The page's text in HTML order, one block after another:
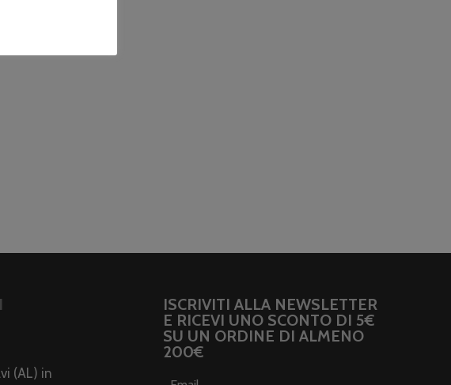
(AL) in
ISCRIVITI ALLA NEWSLETTER
E RICEVI UNO SCONTO DI 5€
SU UN ORDINE DI ALMENO
200€